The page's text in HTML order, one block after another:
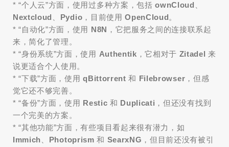
* “个人云”方面，使用过多种方案，包括ownCloud
Nextcloud
Pydio ，目前使用OpenCloud。
* “自动化”方面，使用 N8N ，它把服务之间的连接联系起
来，简化了管理。
* “身份系统”方面，使用 Authentik ，它相对于 Zitadel 来
说更适合个人使用。
* “下载”方面，使用qBittorrent 和 Filebrowser ，但感
觉它还不够完善。
* “备份”方面，使用 Restic 和 Duplicati ，但还没有找到
一个完美的方案。
* “其他功能”方面，有些项目看起来很有潜力，如
Immich
Photoprism 和 SearxNG ，但目前还没有被引